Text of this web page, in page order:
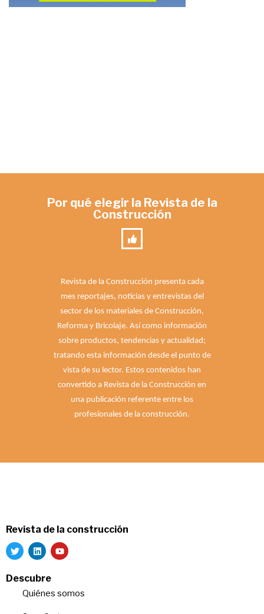
Por qué elegir la Revista de la
Construcción
Revista de la Construcción presenta cada
mes reportajes, noticias y entrevistas del
sector de los materiales de Construcción,
Reforma y Bricolaje. Así como información
sobre productos, tendencias y actualidad;
tratando esta información desde el punto de
vista de su lector. Estos contenidos han
convertido a Revista de la Construcción en
una publicación referente entre los
profesionales de la construcción.
Revista de la construcción
Descubre
Quiénes somos